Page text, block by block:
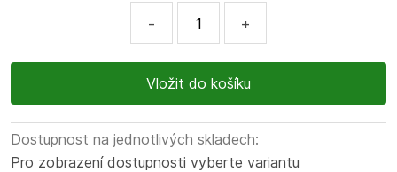
- +
Dostupnost na jednotlivých skladech:
Pro zobrazení dostupnosti vyberte variantu